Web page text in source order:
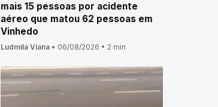
mais 15 pessoas por acidente
aéreo que matou 62 pessoas em
Vinhedo
Ludmila Viana• 06/08/2026 • 2 min